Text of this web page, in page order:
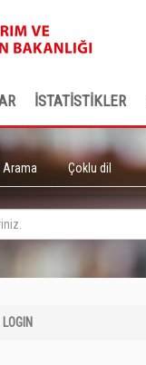
İSTATİSTİKLER
Arama Çoklu dil
LOGIN